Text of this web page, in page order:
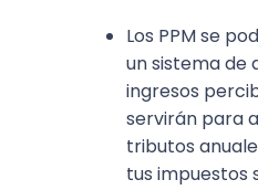
Los PPM se
un sistema de
ingresos
servirán para
tributos
tus impuestos